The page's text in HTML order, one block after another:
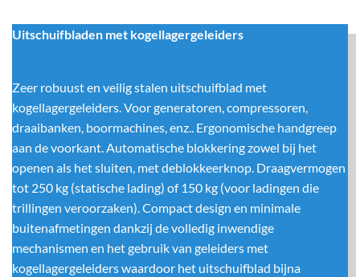
Uitschuifbladen met kogellagergeleiders
Zeer robuust en veilig stalen uitschuifblad met
kogellagergeleiders. Voor generatoren, compressoren,
draaibanken, boormachines, enz.. Ergonomische handgreep
aan de voorkant. Automatische blokkering zowel bij het
openen als het sluiten, met deblokkeerknop. Draagvermogen
tot 250 kg (statische lading) of 150 kg (voor ladingen die
trillingen veroorzaken). Compact design en minimale
buitenafmetingen dankzij de volledig inwendige
mechanismen en het gebruik van geleiders met
kogellagergeleiders waardoor het uitschuifblad bijna